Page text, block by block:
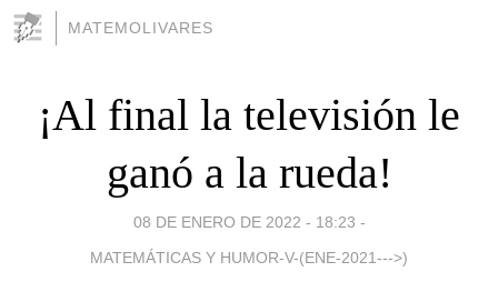
MATEMOLIVARES
¡Al final la televisión le
ganó a la rueda!
08 DE ENERO DE 2022 - 18:23 -
MATEMÁTICAS Y HUMOR-V-(ENE-2021--->)